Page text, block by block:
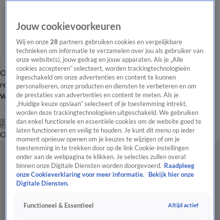
Overzicht Laatste nieuws Regionieuws Het beste van Hart
Tip de
redactie
Volg Hart van Nederland
Zoeken
OverzichtRegioUitzendingenWeerTip de redactiePanelVideo's
Jouw cookievoorkeuren
Wij en onze28 partners gebruiken cookies en vergelijkbare
technieken om informatie te verzamelen over jou als gebruiker van
onze website(s), jouw gedrag en jouw apparaten. Als je „Alle
cookies accepteren” selecteert, worden trackingtechnologieën
ingeschakeld om onze advertenties en content te kunnen
personaliseren, onze producten en diensten te verbeteren en om
de prestaties van advertenties en content te meten. Als je
„Huidige keuze opslaan” selecteert of je toestemming intrekt,
worden deze trackingtechnologieën uitgeschakeld. We gebruiken
dan enkel functionele en essentiële cookies om de website goed te
laten functioneren en veilig te houden. Je kunt dit menu op ieder
moment opnieuw openen om je keuzes te wijzigen of om je
toestemming in te trekken door op de link Cookie-instellingen
onder aan de webpagina te klikken. Je selecties zullen overal
binnen onze Digitale Diensten worden doorgevoerd. Raadpleeg
onze Cookieverklaring voor meer informatie.
Bekijk hier onze
Digitale Diensten.
Functioneel & Essentieel Altijd actief